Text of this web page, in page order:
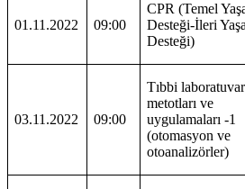
01.11.2022 09:00
CPR (Temel
Desteği-İleri
Desteği)
03.11.2022 09:00
Tıbbi laboratuvar
metotları ve
uygulamaları -1
(otomasyon ve
otoanalizörler)